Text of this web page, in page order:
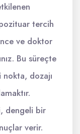
tercih
ve doktor
Bu süreçte
dozajı
dengeli bir
verir.